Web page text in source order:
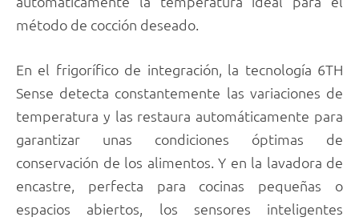
método de cocción deseado.
En el frigorífico de integración, la tecnología 6TH
Sense detecta constantemente las variaciones de
temperatura y las restaura automáticamente para
garantizar unas condiciones óptimas de
conservación de los alimentos. Y en la lavadora de
encastre, perfecta para cocinas pequeñas o
espacios abiertos, los sensores inteligentes